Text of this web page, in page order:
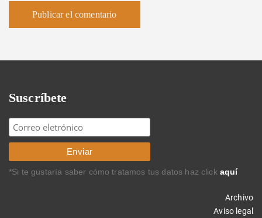
Suscríbete
*Si te gustaría saber cómo tratamos tus datos haz click aquí
Archivo
Aviso legal